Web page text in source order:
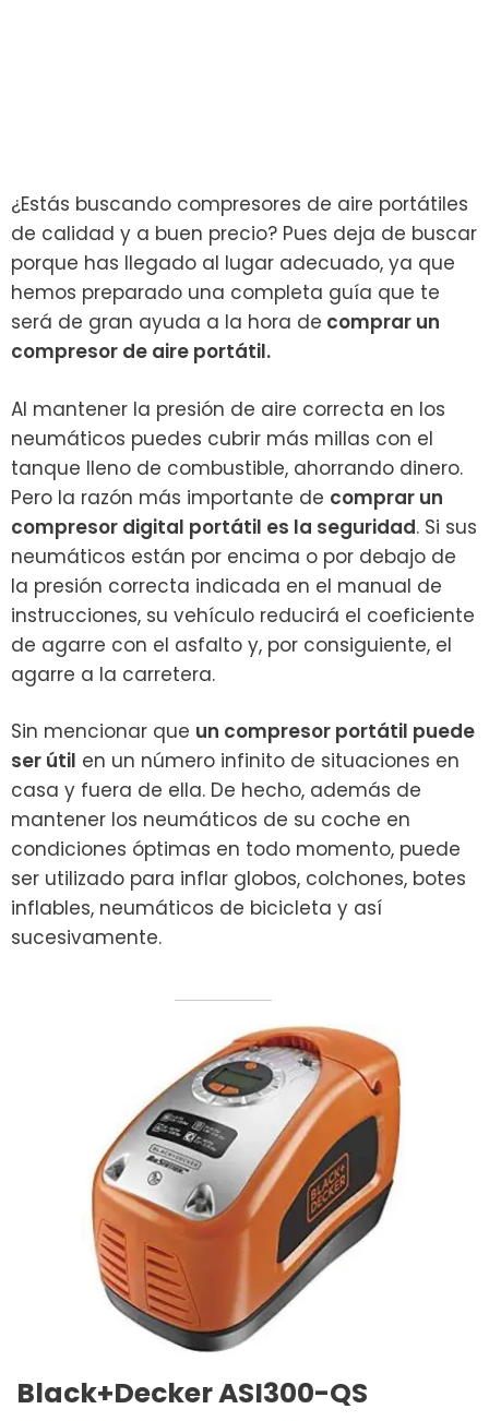
¿Estás buscando compresores de aire portátiles
de calidad y a buen precio? Pues deja de buscar
porque has llegado al lugar adecuado, ya que
hemos preparado una completa guía que te
será de gran ayuda a la hora de comprar un
compresor de aire portátil.
Al mantener la presión de aire correcta en los
neumáticos puedes cubrir más millas con el
tanque lleno de combustible, ahorrando dinero.
Pero la razón más importante de comprar un
compresor digital portátil es la seguridad. Si sus
neumáticos están por encima o por debajo de
la presión correcta indicada en el manual de
instrucciones, su vehículo reducirá el coeficiente
de agarre con el asfalto y, por consiguiente, el
agarre a la carretera.
Sin mencionar que un compresor portátil puede
ser útil en un número infinito de situaciones en
casa y fuera de ella. De hecho, además de
mantener los neumáticos de su coche en
condiciones óptimas en todo momento, puede
ser utilizado para inflar globos, colchones, botes
inflables, neumáticos de bicicleta y así
sucesivamente.
Black+Decker ASI300-QS